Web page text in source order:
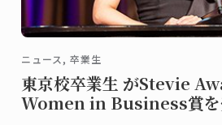
ニュース, 卒業生
東京校卒業生 がStevie
Women in Business賞を